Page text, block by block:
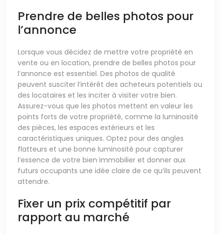
Prendre de belles photos pour
l’annonce
Lorsque vous décidez de mettre votre propriété en
vente ou en location, prendre de belles photos pour
l’annonce est essentiel. Des photos de qualité
peuvent susciter l’intérêt des acheteurs potentiels ou
des locataires et les inciter à visiter votre bien.
Assurez-vous que les photos mettent en valeur les
points forts de votre propriété, comme la luminosité
des pièces, les espaces extérieurs et les
caractéristiques uniques. Optez pour des angles
flatteurs et une bonne luminosité pour capturer
l’essence de votre bien immobilier et donner aux
futurs occupants une idée claire de ce qu’ils peuvent
attendre.
Fixer un prix compétitif par
rapport au marché